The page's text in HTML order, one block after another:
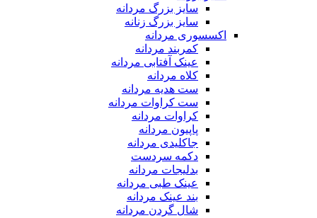
سایز بزرگ مردانه
سایز بزرگ زنانه
اکسسوری مردانه
کمربند مردانه
عینک آفتابی مردانه
کلاه مردانه
ست هدیه مردانه
ست کراوات مردانه
کراوات مردانه
پاپیون مردانه
جاکلیدی مردانه
دکمه سردست
بدلیجات مردانه
عینک طبی مردانه
بند عینک مردانه
شال گردن مردانه